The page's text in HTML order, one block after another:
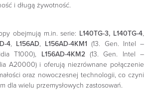
i długą żywotność.
obejmują m.in. serie: L140TG-3, L140TG-4,
4, L156AD, L156AD-4KM1 (13. Gen. Intel –
T1000), L156AD-4KM2(13. Gen. Intel –
A20000) i oferują niezrównane połączenie
oraz nowoczesnej technologii, co czyni
dla wielu przemysłowych zastosowań.